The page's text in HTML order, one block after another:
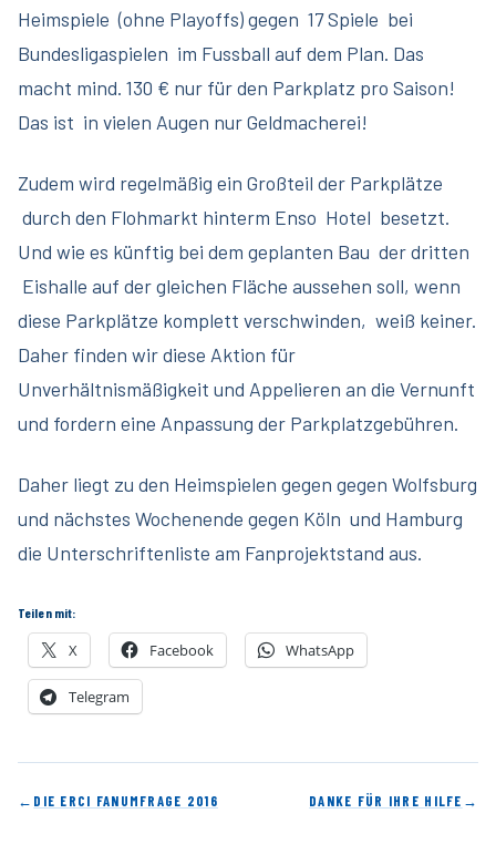
Heimspiele (ohne Playoffs) gegen 17 Spiele bei
Bundesligaspielen im Fussball auf dem Plan. Das
macht mind. 130 € nur für den Parkplatz pro Saison!
Das ist in vielen Augen nur Geldmacherei!
Zudem wird regelmäßig ein Großteil der Parkplätze
durch den Flohmarkt hinterm Enso Hotel besetzt.
Und wie es künftig bei dem geplanten Bau der dritten
Eishalle auf der gleichen Fläche aussehen soll, wenn
diese Parkplätze komplett verschwinden, weiß keiner.
Daher finden wir diese Aktion für
Unverhältnismäßigkeit und Appelieren an die Vernunft
und fordern eine Anpassung der Parkplatzgebühren.
Daher liegt zu den Heimspielen gegen gegen Wolfsburg
und nächstes Wochenende gegen Köln und Hamburg
die Unterschriftenliste am Fanprojektstand aus.
Teilen mit:
X Facebook WhatsApp
Telegram
← DIE ERCI FANUMFRAGE 2016 DANKE FÜR IHRE HILFE →